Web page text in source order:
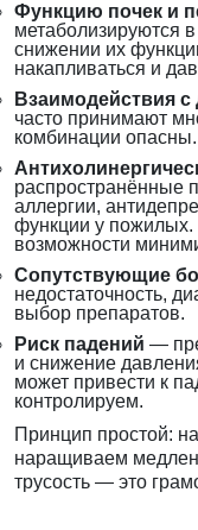
Функцию почек и
метаболизируются
снижении их
накапливаться и
Взаимодействия
часто принимают
комбинации
распространённые
аллергии,
функции у пожилых.
возможности
Сопутствующие
недостаточность,
выбор препаратов.
Риск падений —
и снижение
может привести к
контролируем.
Принцип простой:
наращиваем
трусость — это